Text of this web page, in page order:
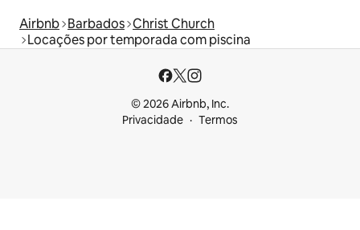
Airbnb Barbados Christ Church
Locações por temporada com piscina
© 2026 Airbnb, Inc.
Privacidade
Termos